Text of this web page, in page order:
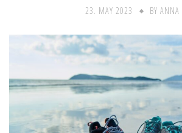
23. MAY 2023 BY ANNA